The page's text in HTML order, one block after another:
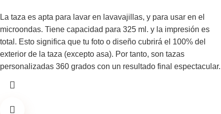
La taza es apta para lavar en lavavajillas, y para usar en el
microondas. Tiene capacidad para 325 ml. y la impresión es
total. Esto significa que tu foto o diseño cubrirá el 100% del
exterior de la taza (excepto asa). Por tanto, son tazas
personalizadas 360 grados con un resultado final espectacular.